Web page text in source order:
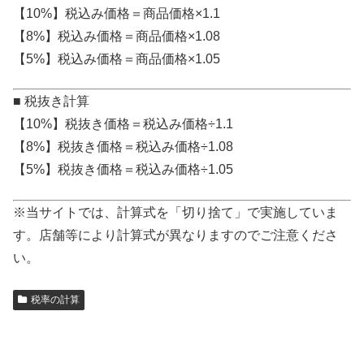
【10%】税込み価格＝商品価格×1.1
【8%】税込み価格＝商品価格×1.08
【5%】税込み価格＝商品価格×1.05
■ 税抜き計算
【10%】税抜き価格＝税込み価格÷1.1
【8%】税抜き価格＝税込み価格÷1.08
【5%】税抜き価格＝税込み価格÷1.05
※当サイトでは、計算式を「切り捨て」で実施していま
す。店舗等により計算式が異なりますのでご注意くださ
い。
税率の計算